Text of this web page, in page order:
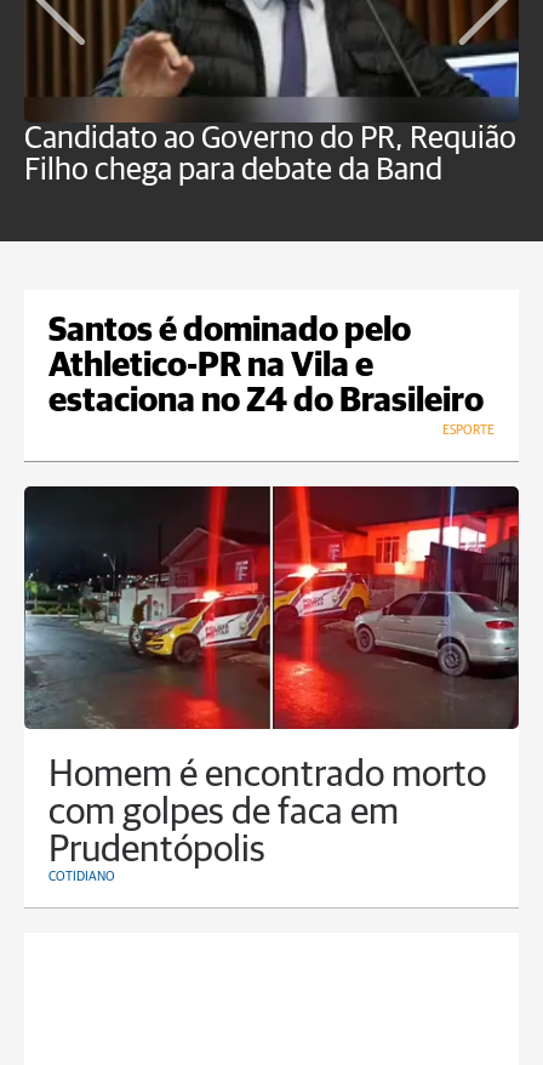
Candidato ao Governo do PR, Requião
Filho chega para debate da Band
Santos é dominado pelo
Athletico-PR na Vila e
estaciona no Z4 do Brasileiro
ESPORTE
Homem é encontrado morto
com golpes de faca em
Prudentópolis
COTIDIANO